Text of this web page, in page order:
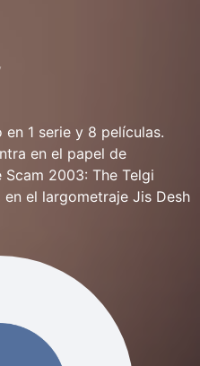
1 serie y 8 películas.
en el papel de
2003: The Telgi
el largometraje Jis Desh